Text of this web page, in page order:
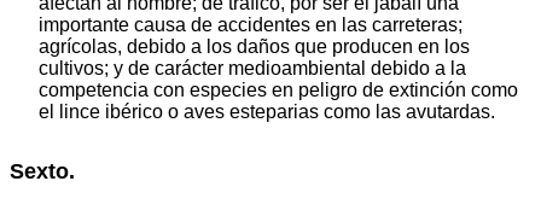
importante causa de accidentes en las carreteras;
agrícolas, debido a los daños que producen en los
cultivos; y de carácter medioambiental debido a la
competencia con especies en peligro de extinción como
el lince ibérico o aves esteparias como las avutardas.
Sexto.